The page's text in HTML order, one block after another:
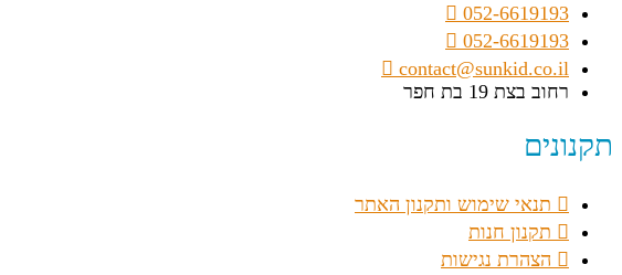
052-6619193
052-6619193
contact@sunkid.co.il
רחוב בצת 19 בת חפר
תקנונים
תנאי שימוש ותקנון האתר
תקנון חנות
הצהרת נגישות